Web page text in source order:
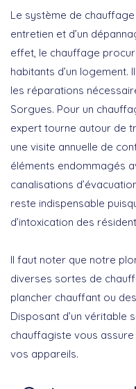
Le système de
entretien et d’un
effet, le chauffage
habitants d’un logement.
les réparations
Sorgues. Pour un
expert tourne autour de
une visite annuelle de
éléments endommagés
canalisations
reste indispensable
d’intoxication des
Il faut noter que notre
diverses sortes de
plancher chauffant ou
Disposant d’un
chauffagiste vous
vos appareils.